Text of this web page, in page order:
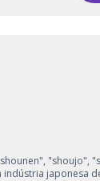
"shoujo",
japonesa